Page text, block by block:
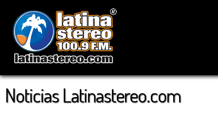
Noticias Latinastereo.com